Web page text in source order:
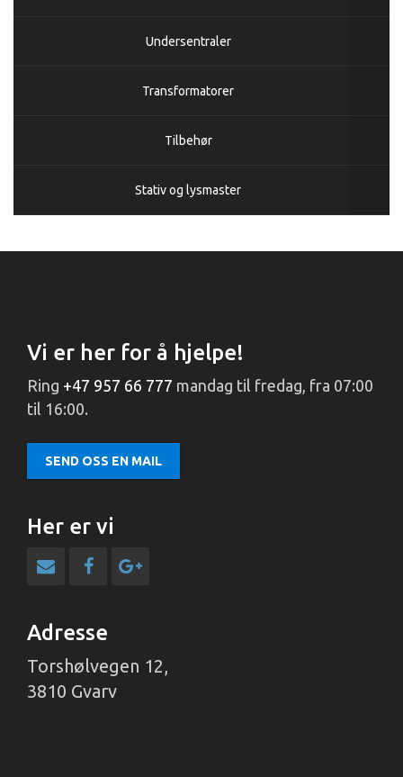
Undersentraler
Transformatorer
Tilbehør
Stativ og lysmaster
Vi er her for å hjelpe!
Ring +47 957 66 777 mandag til fredag, fra 07:00
til 16:00.
SEND OSS EN MAIL
Her er vi
Adresse
Torshølvegen 12,
3810 Gvarv